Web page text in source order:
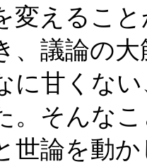
変えるこ
、議論の
に甘くな
。そんな
世論を動